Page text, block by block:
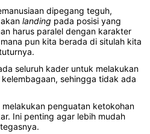
dipegang teguh,
landing pada posisi yang
harus paralel dengan karakter
pun kita berada di situlah kita
seluruh kader untuk melakukan
sehingga tidak ada
penguatan ketokohan
Ini penting agar lebih mudah